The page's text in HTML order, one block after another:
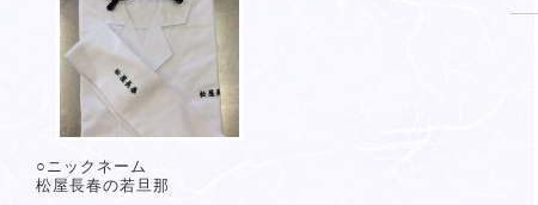
○ニックネーム
松屋長春の若旦那